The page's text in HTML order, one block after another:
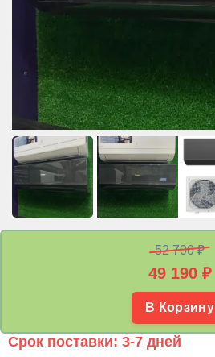
52 700 ₽
49 190 ₽
В Корзину
Срок поставки: 3-7 дней